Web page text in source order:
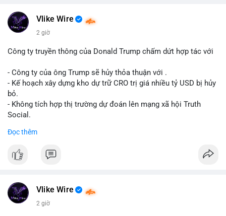
Động thái này có thể là bước chuẩn bị thanh khoản để bán ra,
hoặc tái phân bổ tài sản giữa các ví nóng nhằm tối ưu phí giao
thấy cá voi đang thăm dò thanh khoản thị trường trước khi có
Lời khuyên cho nhà đầu tư nhỏ lẻ: Theo dõi xác nhận giao dịch
và dòng tiền tiếp theo từ ví nguồn. Khối lượng này chưa đủ tạo
áp lực bán mạnh, nhưng nếu xuất hiện thêm 2-3 giao dịch
tương tự trong 24 giờ tới, khả năng cao là sóng điều chỉnh
ở vùng giá hiện tại.
#12dot1btc #786kusd
Vlike Wire
2 giờ
Công ty truyền thông của Donald Trump chấm dứt hợp tác với
- Công ty của ông Trump sẽ hủy thỏa thuận với .
- Kế hoạch xây dựng kho dự trữ CRO trị giá nhiều tỷ USD bị hủy
bỏ.
- Không tích hợp thị trường dự đoán lên mạng xã hội Truth
Social.
#binancesquare
$cro
📰 Nguồn: Cointelegraph
Đọc thêm
Vlike Wire
2 giờ